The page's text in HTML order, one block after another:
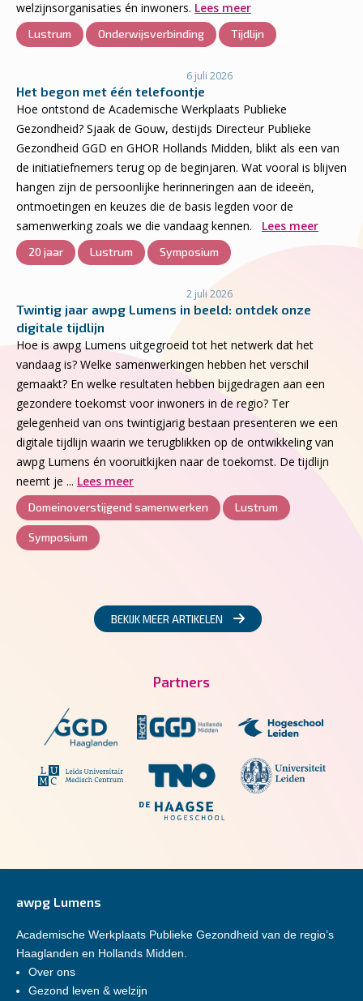
welzijnsorganisaties én inwoners. Lees meer
Lustrum Onderwijsverbinding Tijdlijn
6 juli 2026
Het begon met één telefoontje
Hoe ontstond de Academische Werkplaats Publieke
Gezondheid? Sjaak de Gouw, destijds Directeur Publieke
Gezondheid GGD en GHOR Hollands Midden, blikt als een van
de initiatiefnemers terug op de beginjaren. Wat vooral is blijven
hangen zijn de persoonlijke herinneringen aan de ideeën,
ontmoetingen en keuzes die de basis legden voor de
samenwerking zoals we die vandaag kennen. Lees meer
20 jaar Lustrum Symposium
2 juli 2026
Twintig jaar awpg Lumens in beeld: ontdek onze
digitale tijdlijn
Hoe is awpg Lumens uitgegroeid tot het netwerk dat het
vandaag is? Welke samenwerkingen hebben het verschil
gemaakt? En welke resultaten hebben bijgedragen aan een
gezondere toekomst voor inwoners in de regio? Ter
gelegenheid van ons twintigjarig bestaan presenteren we een
digitale tijdlijn waarin we terugblikken op de ontwikkeling van
awpg Lumens én vooruitkijken naar de toekomst. De tijdlijn
neemt je ... Lees meer
Domeinoverstijgend samenwerken Lustrum
Symposium
BEKIJK MEER ARTIKELEN
Partners
awpg Lumens
Academische Werkplaats Publieke Gezondheid van de regio’s
Haaglanden en Hollands Midden.
Over ons
Gezond leven & welzijn